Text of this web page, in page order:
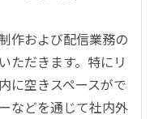
作および配信業務の
ただきます。特にリ
に空きスペースがで
などを通じて社内外